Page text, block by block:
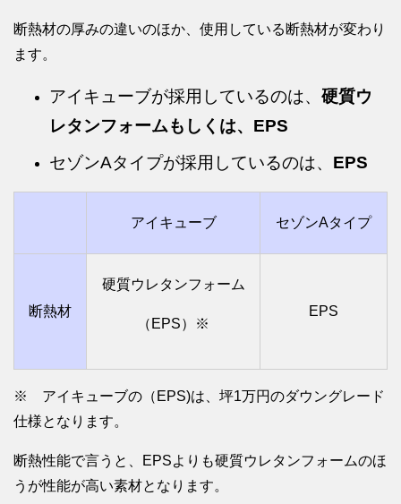
断熱材の厚みの違いのほか、使用している断熱材が変わり
ます。
アイキューブが採用しているのは、 硬質ウ
レタンフォームもしくは、EPS
セゾンAタイプが採用しているのは、 EPS
アイキューブ セゾンAタイプ
断熱材
硬質ウレタンフォーム
（EPS）※
EPS
※ アイキューブの（EPS)は、坪1万円のダウングレード
仕様となります。
断熱性能で言うと、EPSよりも硬質ウレタンフォームのほ
うが性能が高い素材となります。